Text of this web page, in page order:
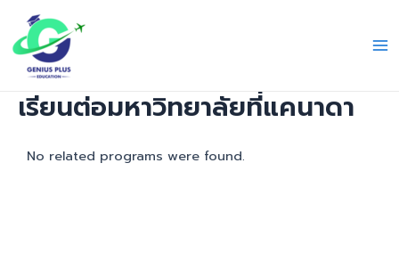
content
เรียนต่อมหาวิทยาลัยที่แคนาดา
No related programs were found.